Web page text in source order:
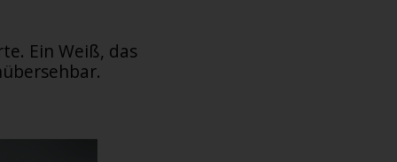
Ein Weiß, das